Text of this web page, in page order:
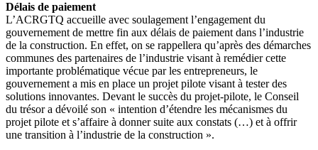
Délais de paiement
L’ACRGTQ accueille avec soulagement l’engagement du
gouvernement de mettre fin aux délais de paiement dans l’industrie
de la construction. En effet, on se rappellera qu’après des démarches
communes des partenaires de l’industrie visant à remédier cette
importante problématique vécue par les entrepreneurs, le
gouvernement a mis en place un projet pilote visant à tester des
solutions innovantes. Devant le succès du projet-pilote, le Conseil
du trésor a dévoilé son « intention d’étendre les mécanismes du
projet pilote et s’affaire à donner suite aux constats (…) et à offrir
une transition à l’industrie de la construction ».